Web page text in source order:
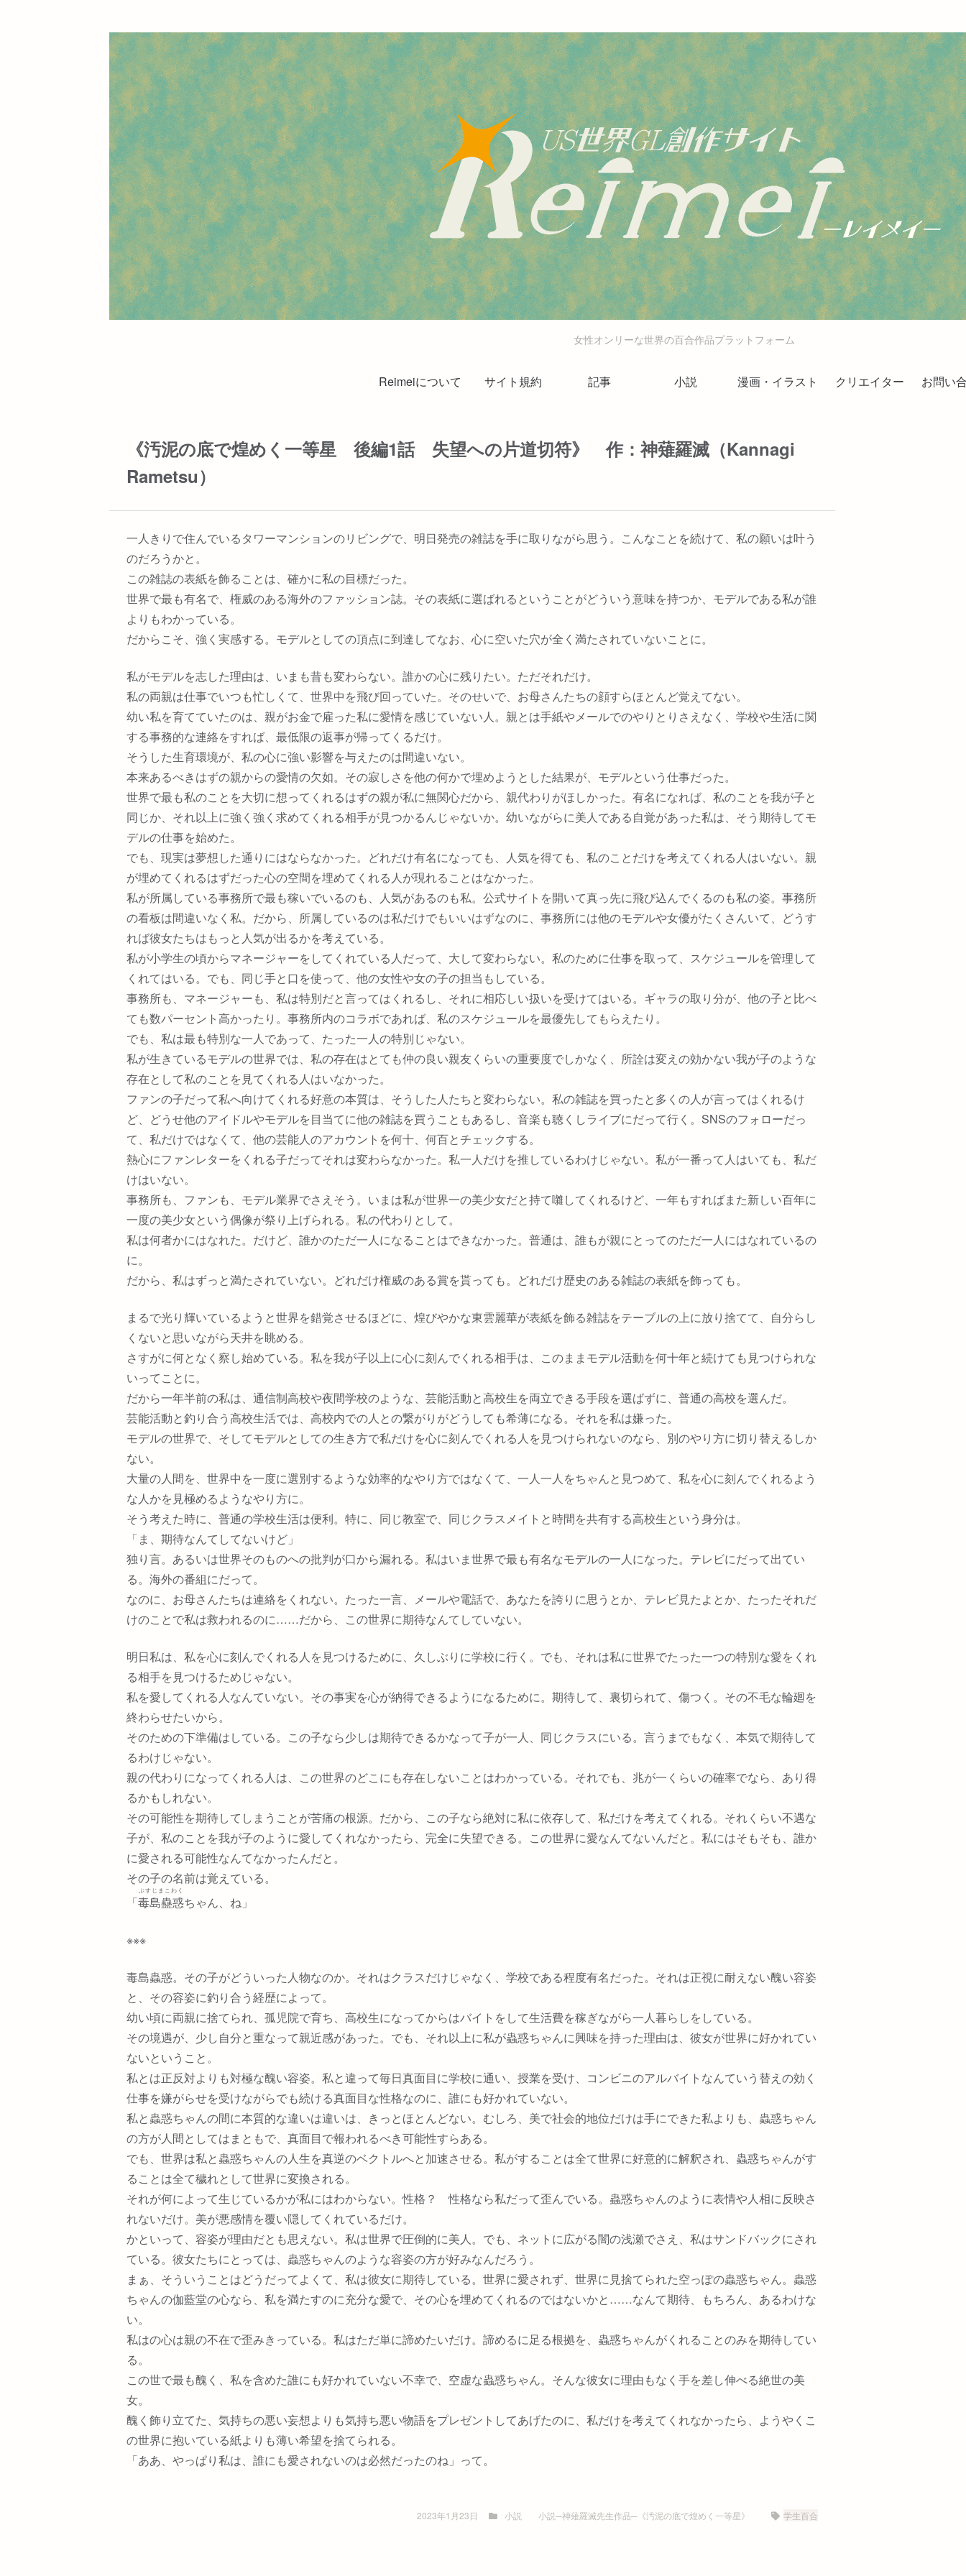
女性オンリーな世界の百合作品プラットフォーム
Reimeiについて サイト規約 記事 小説 漫画・イラスト クリエイター お問い
《汚泥の底で煌めく一等星 後編1話 失望への片道切符》 作：神薙羅滅（Kannagi
Rametsu）
一人きりで住んでいるタワーマンションのリビングで、明日発売の雑誌を手に取りながら思う。こんなことを続けて、私の願いは叶う
のだろうかと。
この雑誌の表紙を飾ることは、確かに私の目標だった。
世界で最も有名で、権威のある海外のファッション誌。その表紙に選ばれるということがどういう意味を持つか、モデルである私が誰
よりもわかっている。
だからこそ、強く実感する。モデルとしての頂点に到達してなお、心に空いた穴が全く満たされていないことに。
私がモデルを志した理由は、いまも昔も変わらない。誰かの心に残りたい。ただそれだけ。
私の両親は仕事でいつも忙しくて、世界中を飛び回っていた。そのせいで、お母さんたちの顔すらほとんど覚えてない。
幼い私を育てていたのは、親がお金で雇った私に愛情を感じていない人。親とは手紙やメールでのやりとりさえなく、学校や生活に関
する事務的な連絡をすれば、最低限の返事が帰ってくるだけ。
そうした生育環境が、私の心に強い影響を与えたのは間違いない。
本来あるべきはずの親からの愛情の欠如。その寂しさを他の何かで埋めようとした結果が、モデルという仕事だった。
世界で最も私のことを大切に想ってくれるはずの親が私に無関心だから、親代わりがほしかった。有名になれば、私のことを我が子と
同じか、それ以上に強く強く求めてくれる相手が見つかるんじゃないか。幼いながらに美人である自覚があった私は、そう期待してモ
デルの仕事を始めた。
でも、現実は夢想した通りにはならなかった。どれだけ有名になっても、人気を得ても、私のことだけを考えてくれる人はいない。親
が埋めてくれるはずだった心の空間を埋めてくれる人が現れることはなかった。
私が所属している事務所で最も稼いでいるのも、人気があるのも私。公式サイトを開いて真っ先に飛び込んでくるのも私の姿。事務所
の看板は間違いなく私。だから、所属しているのは私だけでもいいはずなのに、事務所には他のモデルや女優がたくさんいて、どうす
れば彼女たちはもっと人気が出るかを考えている。
私が小学生の頃からマネージャーをしてくれている人だって、大して変わらない。私のために仕事を取って、スケジュールを管理して
くれてはいる。でも、同じ手と口を使って、他の女性や女の子の担当もしている。
事務所も、マネージャーも、私は特別だと言ってはくれるし、それに相応しい扱いを受けてはいる。ギャラの取り分が、他の子と比べ
ても数パーセント高かったり。事務所内のコラボであれば、私のスケジュールを最優先してもらえたり。
でも、私は最も特別な一人であって、たった一人の特別じゃない。
私が生きているモデルの世界では、私の存在はとても仲の良い親友くらいの重要度でしかなく、所詮は変えの効かない我が子のような
存在として私のことを見てくれる人はいなかった。
ファンの子だって私へ向けてくれる好意の本質は、そうした人たちと変わらない。私の雑誌を買ったと多くの人が言ってはくれるけ
ど、どうせ他のアイドルやモデルを目当てに他の雑誌を買うこともあるし、音楽も聴くしライブにだって行く。SNSのフォローだっ
て、私だけではなくて、他の芸能人のアカウントを何十、何百とチェックする。
熱心にファンレターをくれる子だってそれは変わらなかった。私一人だけを推しているわけじゃない。私が一番って人はいても、私だ
けはいない。
事務所も、ファンも、モデル業界でさえそう。いまは私が世界一の美少女だと持て囃してくれるけど、一年もすればまた新しい百年に
一度の美少女という偶像が祭り上げられる。私の代わりとして。
私は何者かにはなれた。だけど、誰かのただ一人になることはできなかった。普通は、誰もが親にとってのただ一人にはなれているの
に。
だから、私はずっと満たされていない。どれだけ権威のある賞を貰っても。どれだけ歴史のある雑誌の表紙を飾っても。
まるで光り輝いているようと世界を錯覚させるほどに、煌びやかな東雲麗華が表紙を飾る雑誌をテーブルの上に放り捨てて、自分らし
くないと思いながら天井を眺める。
さすがに何となく察し始めている。私を我が子以上に心に刻んでくれる相手は、このままモデル活動を何十年と続けても見つけられな
いってことに。
だから一年半前の私は、通信制高校や夜間学校のような、芸能活動と高校生を両立できる手段を選ばずに、普通の高校を選んだ。
芸能活動と釣り合う高校生活では、高校内での人との繋がりがどうしても希薄になる。それを私は嫌った。
モデルの世界で、そしてモデルとしての生き方で私だけを心に刻んでくれる人を見つけられないのなら、別のやり方に切り替えるしか
ない。
大量の人間を、世界中を一度に選別するような効率的なやり方ではなくて、一人一人をちゃんと見つめて、私を心に刻んでくれるよう
な人かを見極めるようなやり方に。
そう考えた時に、普通の学校生活は便利。特に、同じ教室で、同じクラスメイトと時間を共有する高校生という身分は。
「ま、期待なんてしてないけど」
独り言。あるいは世界そのものへの批判が口から漏れる。私はいま世界で最も有名なモデルの一人になった。テレビにだって出てい
る。海外の番組にだって。
なのに、お母さんたちは連絡をくれない。たった一言、メールや電話で、あなたを誇りに思うとか、テレビ見たよとか、たったそれだ
けのことで私は救われるのに……だから、この世界に期待なんてしていない。
明日私は、私を心に刻んでくれる人を見つけるために、久しぶりに学校に行く。でも、それは私に世界でたった一つの特別な愛をくれ
る相手を見つけるためじゃない。
私を愛してくれる人なんていない。その事実を心が納得できるようになるために。期待して、裏切られて、傷つく。その不毛な輪廻を
終わらせたいから。
そのための下準備はしている。この子なら少しは期待できるかなって子が一人、同じクラスにいる。言うまでもなく、本気で期待して
るわけじゃない。
親の代わりになってくれる人は、この世界のどこにも存在しないことはわかっている。それでも、兆が一くらいの確率でなら、あり得
るかもしれない。
その可能性を期待してしまうことが苦痛の根源。だから、この子なら絶対に私に依存して、私だけを考えてくれる。それくらい不遇な
子が、私のことを我が子のように愛してくれなかったら、完全に失望できる。この世界に愛なんてないんだと。私にはそもそも、誰か
に愛される可能性なんてなかったんだと。
その子の名前は覚えている。
「毒島蠱惑
ぶすじまこわく
ちゃん、ね」
※※※
毒島蟲惑。その子がどういった人物なのか。それはクラスだけじゃなく、学校である程度有名だった。それは正視に耐えない醜い容姿
と、その容姿に釣り合う経歴によって。
幼い頃に両親に捨てられ、孤児院で育ち、高校生になってからはバイトをして生活費を稼ぎながら一人暮らしをしている。
その境遇が、少し自分と重なって親近感があった。でも、それ以上に私が蟲惑ちゃんに興味を持った理由は、彼女が世界に好かれてい
ないということ。
私とは正反対よりも対極な醜い容姿。私と違って毎日真面目に学校に通い、授業を受け、コンビニのアルバイトなんていう替えの効く
仕事を嫌がらせを受けながらでも続ける真面目な性格なのに、誰にも好かれていない。
私と蟲惑ちゃんの間に本質的な違いは違いは、きっとほとんどない。むしろ、美で社会的地位だけは手にできた私よりも、蟲惑ちゃん
の方が人間としてはまともで、真面目で報われるべき可能性すらある。
でも、世界は私と蟲惑ちゃんの人生を真逆のベクトルへと加速させる。私がすることは全て世界に好意的に解釈され、蟲惑ちゃんがす
ることは全て穢れとして世界に変換される。
それが何によって生じているかが私にはわからない。性格？ 性格なら私だって歪んでいる。蟲惑ちゃんのように表情や人相に反映さ
れないだけ。美が悪感情を覆い隠してくれているだけ。
かといって、容姿が理由だとも思えない。私は世界で圧倒的に美人。でも、ネットに広がる闇の浅瀬でさえ、私はサンドバックにされ
ている。彼女たちにとっては、蟲惑ちゃんのような容姿の方が好みなんだろう。
まぁ、そういうことはどうだってよくて、私は彼女に期待している。世界に愛されず、世界に見捨てられた空っぽの蟲惑ちゃん。蟲惑
ちゃんの伽藍堂の心なら、私を満たすのに充分な愛で、その心を埋めてくれるのではないかと……なんて期待、もちろん、あるわけな
い。
私はの心は親の不在で歪みきっている。私はただ単に諦めたいだけ。諦めるに足る根拠を、蟲惑ちゃんがくれることのみを期待してい
る。
この世で最も醜く、私を含めた誰にも好かれていない不幸で、空虚な蟲惑ちゃん。そんな彼女に理由もなく手を差し伸べる絶世の美
女。
醜く飾り立てた、気持ちの悪い妄想よりも気持ち悪い物語をプレゼントしてあげたのに、私だけを考えてくれなかったら、ようやくこ
の世界に抱いている紙よりも薄い希望を捨てられる。
「ああ、やっぱり私は、誰にも愛されないのは必然だったのね」って。
2023年1月23日 小説 小説─神薙羅滅先生作品─《汚泥の底で煌めく一等星》 学生百合